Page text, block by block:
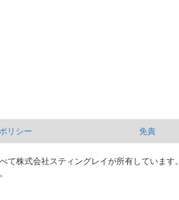
リシー 免責
て株式会社スティングレイが所有しています。